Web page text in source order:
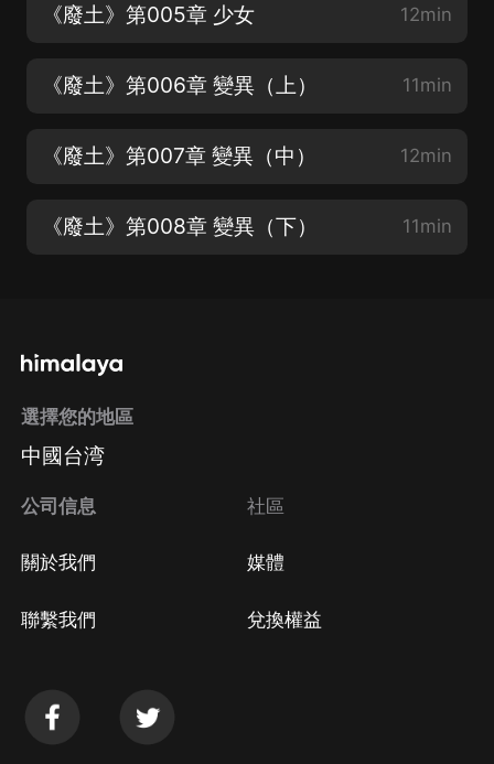
《廢土》第005章 少女 12min
《廢土》第006章 變異（上） 11min
《廢土》第007章 變異（中） 12min
《廢土》第008章 變異（下） 11min
選擇您的地區
中國台湾
公司信息
關於我們
聯繫我們
社區
媒體
兌換權益